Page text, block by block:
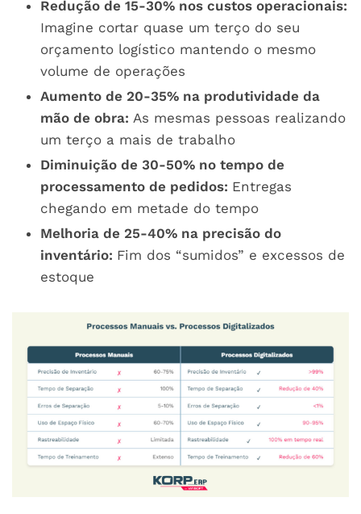
Redução de 15-30% nos custos operacionais:
Imagine cortar quase um terço do seu
orçamento logístico mantendo o mesmo
volume de operações
Aumento de 20-35% na produtividade da
mão de obra: As mesmas pessoas realizando
um terço a mais de trabalho
Diminuição de 30-50% no tempo de
processamento de pedidos: Entregas
chegando em metade do tempo
Melhoria de 25-40% na precisão do
inventário: Fim dos “sumidos” e excessos de
estoque